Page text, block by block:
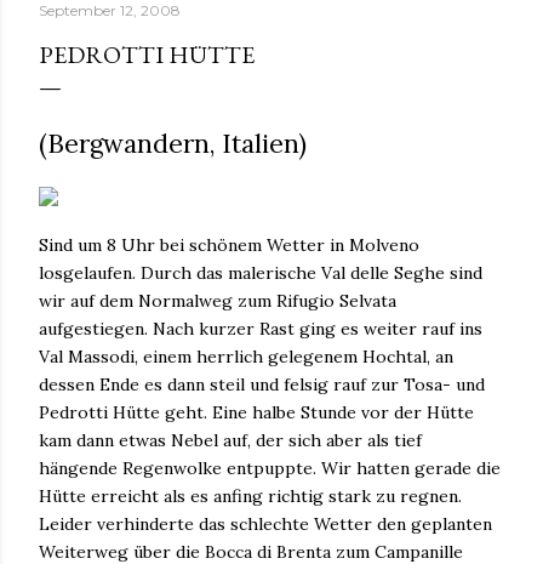
September 12, 2008
PEDROTTI HÜTTE
(Bergwandern, Italien)
Sind um 8 Uhr bei schönem Wetter in Molveno
losgelaufen. Durch das malerische Val delle Seghe sind
wir auf dem Normalweg zum Rifugio Selvata
aufgestiegen. Nach kurzer Rast ging es weiter rauf ins
Val Massodi, einem herrlich gelegenem Hochtal, an
dessen Ende es dann steil und felsig rauf zur Tosa- und
Pedrotti Hütte geht. Eine halbe Stunde vor der Hütte
kam dann etwas Nebel auf, der sich aber als tief
hängende Regenwolke entpuppte. Wir hatten gerade die
Hütte erreicht als es anfing richtig stark zu regnen.
Leider verhinderte das schlechte Wetter den geplanten
Weiterweg über die Bocca di Brenta zum Campanille